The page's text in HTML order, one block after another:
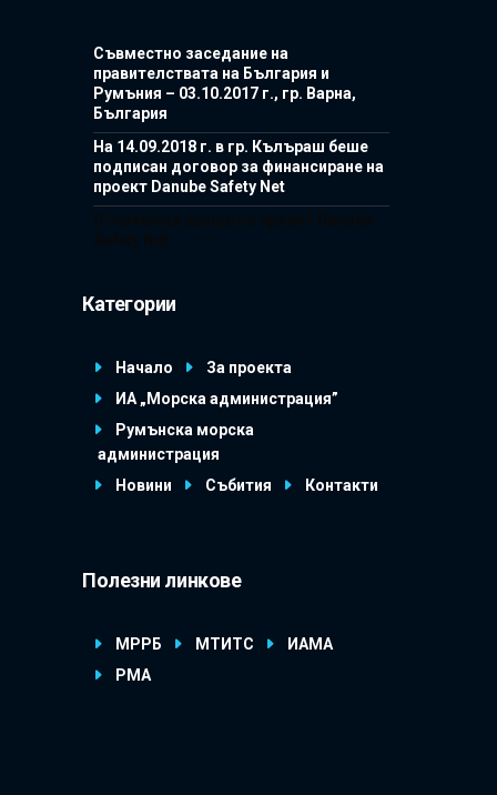
Съвместно заседание на
правителствата на България и
Румъния – 03.10.2017 г., гр. Варна,
България
На 14.09.2018 г. в гр. Кълъраш беше
подписан договор за финансиране на
проект Danube Safety Net
Категории
Начало
За проекта
ИА „Морска администрация”
Румънска морска
администрация
Новини
Събития Контакти
Полезни линкове
МРРБ МТИТС
ИАМА
РМА